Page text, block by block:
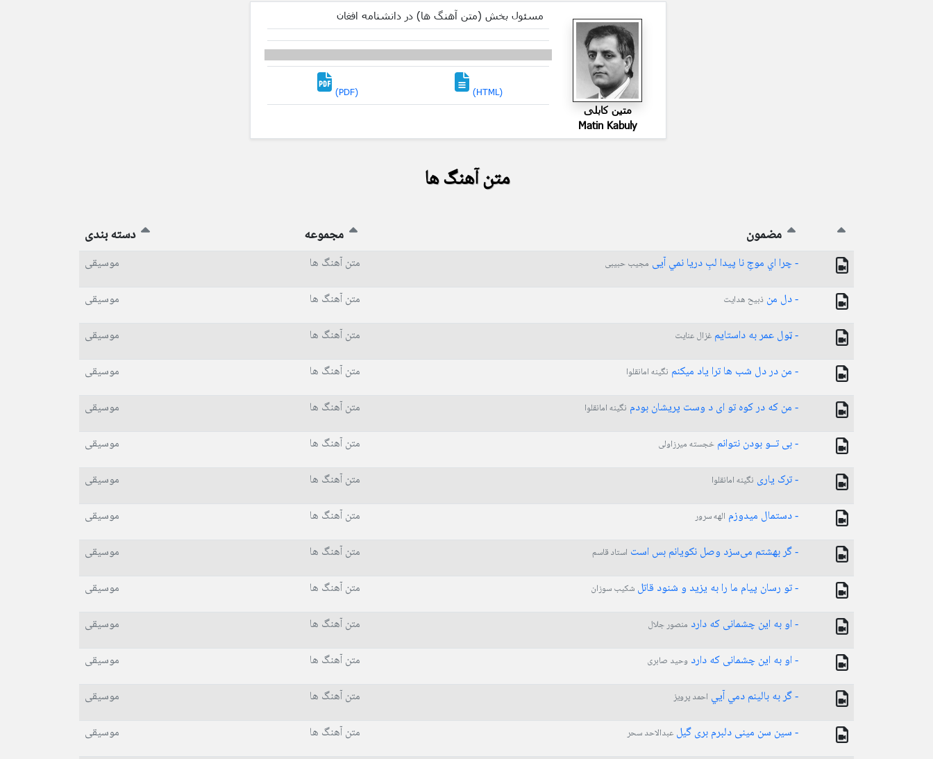
مسئول بخش (متن آهنگ ها) در دانشنامه افغان
(PDF) (HTML)
متین کابلی
Matin Kabuly
متن آهنگ ها
مضمون مجموعه دسته بندی
- چرﺍ ﺍﻱ ﻣﻮﺝِ ﻧﺎ ﭘﻴﺪﺍ ﻟﺐِ ﺩﺭﻳﺎ ﻧﻤﻲ ﺁﯾﯽ مجیب حبیبی متن آهنگ ها
موسیقی
- دل من ذبیح هدایت متن آهنگ ها
موسیقی
- ټول عمر به داستایم غزال عنایت متن آهنگ ها
موسیقی
- من در دل شب ها ترا یاد میکنم نگینه امانقلوا متن آهنگ ها
موسیقی
- من که در کوه تو ای د وست پریشان بودم نگینه امانقلوا متن آهنگ ها
موسیقی
- بی تــو بودن نتوانم خجسته میرزاولی متن آهنگ ها
موسیقی
- ترک یاری نگینه امانقلوا متن آهنگ ها
موسیقی
- دستمال میدوزم الهه سرور متن آهنگ ها
موسیقی
- گر بهشتم می‌سزد وصل نکویانم بس است استاد قاسم متن آهنگ ها
موسیقی
- تو رسان پیام ما را به یزید و شنود قاتل شکیب سوزان متن آهنگ ها
موسیقی
- او به این چشمانی که دارد منصور جلال متن آهنگ ها
موسیقی
- او به این چشمانی که دارد وحید صابری متن آهنگ ها
موسیقی
- گر به بالينم دمي آيي احمد پرویز متن آهنگ ها
موسیقی
- سین سن مینی دلبرم بری گیل عبدالاحد سحر متن آهنگ ها
موسیقی